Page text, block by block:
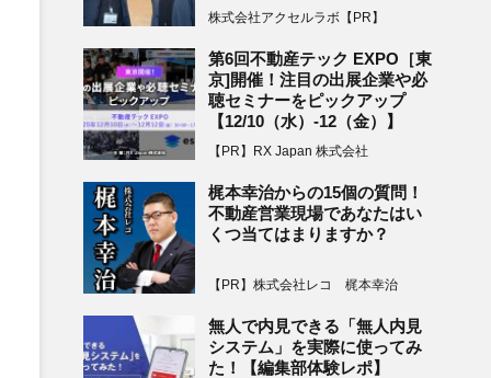
株式会社アクセルラボ【PR】
第6回不動産テック EXPO［東
京]開催！注目の出展企業や必
聴セミナーをピックアップ
【12/10（水）-12（金）】
【PR】RX Japan 株式会社
梶本幸治からの15個の質問！
不動産営業現場であなたはい
くつ当てはまりますか？
【PR】株式会社レコ 梶本幸治
無人で内見できる「無人内見
システム」を実際に使ってみ
た！【編集部体験レポ】